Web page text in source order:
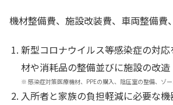
機材整備費、施設改装費、車両整備費
新型コロナウイルス等感染症の対
材や消耗品の整備並びに施設の改造
※ 感染症対策医療機材、PPEの購入、陰圧室の整備、ゾ
入所者と家族の負担軽減に必要な